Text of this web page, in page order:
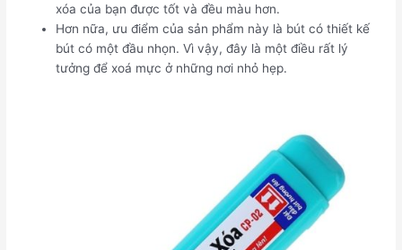
xóa của bạn được tốt và đều màu hơn.
Hơn nữa, ưu điểm của sản phẩm này là bút có thiết kế
bút có một đầu nhọn. Vì vậy, đây là một điều rất lý
tưởng để xoá mực ở những nơi nhỏ hẹp.